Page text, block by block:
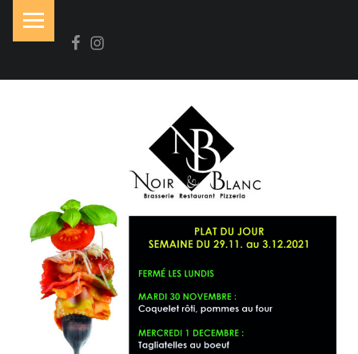
N
I
A
N
C
Brasserie-Restaurant-Pizzeria